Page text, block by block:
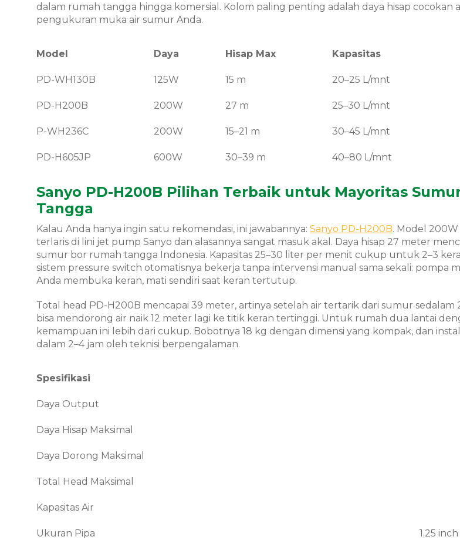
dalam rumah tangga hingga komersial. Kolom paling penting adalah daya hisap cocokan
pengukuran muka air sumur Anda.
Model Daya Hisap Max Kapasitas
PD-WH130B 125W 15 m 20–25 L/mnt
PD-H200B 200W 27 m 25–30 L/mnt
P-WH236C 200W 15–21 m 30–45 L/mnt
PD-H605JP 600W 30–39 m 40–80 L/mnt
Sanyo PD-H200B Pilihan Terbaik untuk Mayoritas
Tangga
Kalau Anda hanya ingin satu rekomendasi, ini jawabannya: Sanyo PD-H200B. Model
terlaris di lini jet pump Sanyo dan alasannya sangat masuk akal. Daya hisap 27 meter
sumur bor rumah tangga Indonesia. Kapasitas 25–30 liter per menit cukup untuk 2–3
sistem pressure switch otomatisnya bekerja tanpa intervensi manual sama sekali: pompa
Anda membuka keran, mati sendiri saat keran tertutup.
Total head PD-H200B mencapai 39 meter, artinya setelah air tertarik dari sumur sedalam
bisa mendorong air naik 12 meter lagi ke titik keran tertinggi. Untuk rumah dua lantai
kemampuan ini lebih dari cukup. Bobotnya 18 kg dengan dimensi yang kompak, dan
dalam 2–4 jam oleh teknisi berpengalaman.
Spesifikasi
Daya Output
Daya Hisap Maksimal
Daya Dorong Maksimal
Total Head Maksimal
Kapasitas Air
Ukuran Pipa 1.25